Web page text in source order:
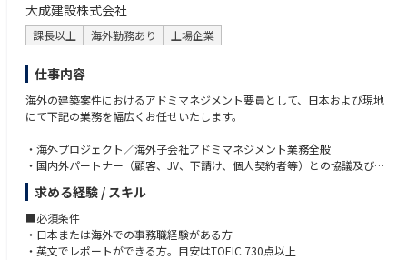
大成建設株式会社
課長以上 海外勤務あり 上場企業
仕事内容
海外の建築案件におけるアドミマネジメント要員として、日本および現地
にて下記の業務を幅広くお任せいたします。
・海外プロジェクト／海外子会社アドミマネジメント業務全般
・国内外パートナー（顧客、JV、下請け、個人契約者等）との協議及び契
約書作成※和文英文中文あり
・プロジェクト／子会社における、資金、収支、人事・労務、海外安全等
の管理全般
・プロジェクト事務所の立ち上げ
・プロジェクト精算業務
求める経験 / スキル
■必須条件
・日本または海外での事務職経験がある方
・英文でレポートができる方。目安はTOEIC 730点以上